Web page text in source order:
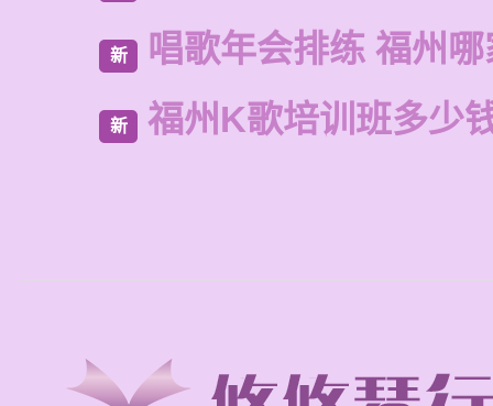
新 唱歌年会排练 福州
新 福州K歌培训班多少